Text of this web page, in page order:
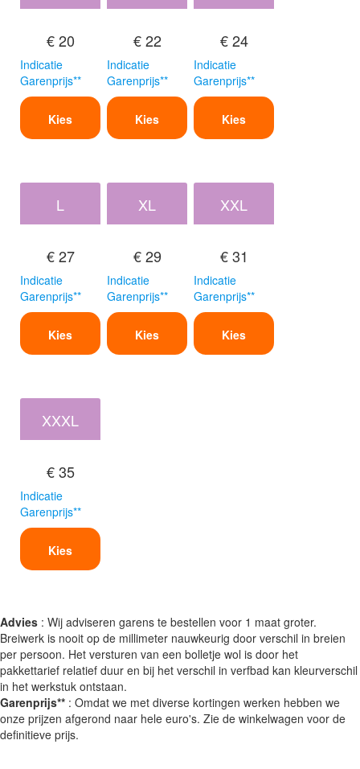
€ 20
Indicatie
Garenprijs**
Kies
€ 22
Indicatie
Garenprijs**
Kies
€ 24
Indicatie
Garenprijs**
Kies
L
€ 27
Indicatie
Garenprijs**
Kies
XL
€ 29
Indicatie
Garenprijs**
Kies
XXL
€ 31
Indicatie
Garenprijs**
Kies
XXXL
€ 35
Indicatie
Garenprijs**
Kies
Advies : Wij adviseren garens te bestellen voor 1 maat groter.
Breiwerk is nooit op de millimeter nauwkeurig door verschil in breien
per persoon. Het versturen van een bolletje wol is door het
pakkettarief relatief duur en bij het verschil in verfbad kan kleurverschil
in het werkstuk ontstaan.
Garenprijs** : Omdat we met diverse kortingen werken hebben we
onze prijzen afgerond naar hele euro's. Zie de winkelwagen voor de
definitieve prijs.